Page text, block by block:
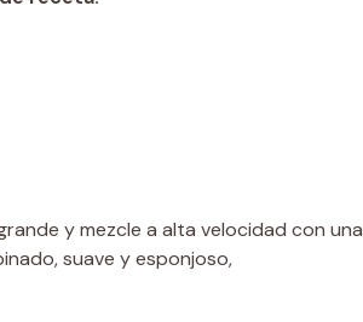
y mezcle a alta velocidad con una
suave y esponjoso,